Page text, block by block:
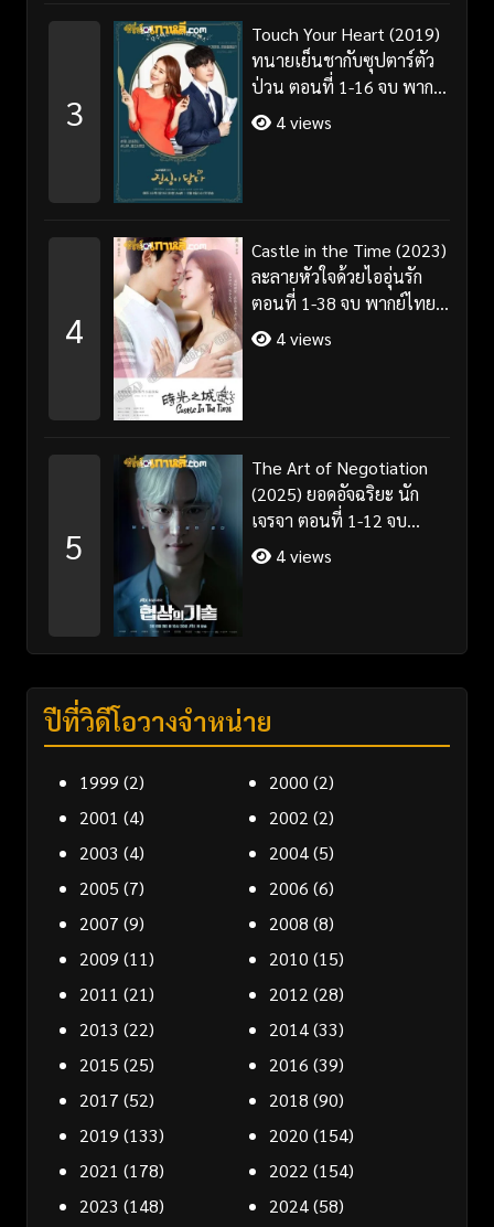
3
Touch Your Heart (2019)
ทนายเย็นชากับซุปตาร์ตัว
ป่วน ตอนที่ 1-16 จบ พากย์
ไทย/ซับไทย
4 views
4
Castle in the Time (2023)
ละลายหัวใจด้วยไออุ่นรัก
ตอนที่ 1-38 จบ พากย์ไทย/
ซับไทย
4 views
5
The Art of Negotiation
(2025) ยอดอัจฉริยะ นัก
เจรจา ตอนที่ 1-12 จบ
พากย์ไทย/ซับไทย
4 views
ปีที่วิดีโอวางจำหน่าย
1999 (2) 2000 (2)
2001 (4) 2002 (2)
2003 (4) 2004(5)
2005 (7) 2006 (6)
2007 (9) 2008 (8)
2009 (11) 2010 (15)
2011 (21) 2012 (28)
2013 (22) 2014(33)
2015 (25) 2016 (39)
2017 (52) 2018 (90)
2019 (133) 2020 (154)
2021 (178) 2022 (154)
2023 (148) 2024(58)